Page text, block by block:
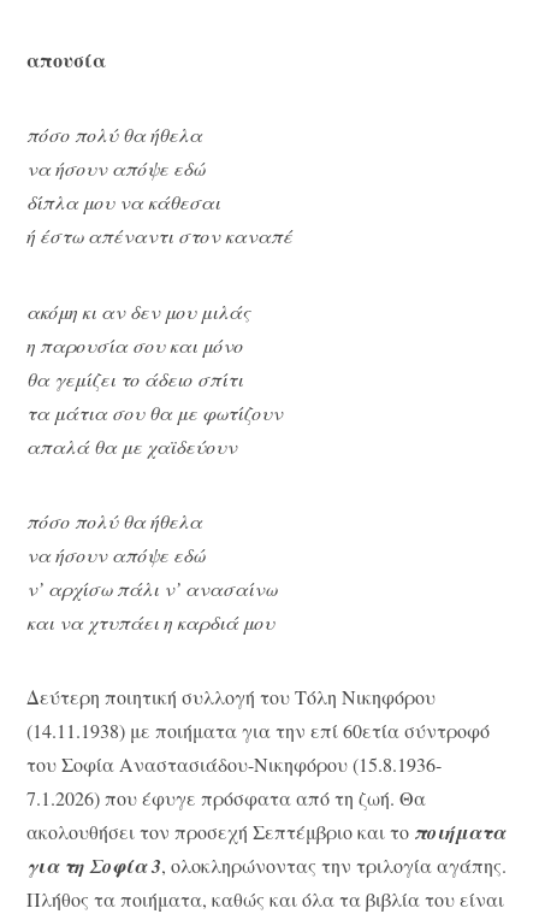
απουσία
πόσο πολύ θα ήθελα
να ήσουν απόψε εδώ
δίπλα μου να κάθεσαι
ή έστω απέναντι στον καναπέ
ακόμη κι αν δεν μου μιλάς
η παρουσία σου και μόνο
θα γεμίζει το άδειο σπίτι
τα μάτια σου θα με φωτίζουν
απαλά θα με χαϊδεύουν
πόσο πολύ θα ήθελα
να ήσουν απόψε εδώ
ν’ αρχίσω πάλι ν’ ανασαίνω
και να χτυπάει η καρδιά μου
Δεύτερη ποιητική συλλογή του Τόλη Νικηφόρου
(14.11.1938) με ποιήματα για την επί 60ετία σύντροφό
του Σοφία Αναστασιάδου-Νικηφόρου (15.8.1936-
7.1.2026) που έφυγε πρόσφατα από τη ζωή. Θα
ακολουθήσει τον προσεχή Σεπτέμβριο και το ποιήματα
για τη Σοφία 3, ολοκληρώνοντας την τριλογία αγάπης.
Πλήθος τα ποιήματα, καθώς και όλα τα βιβλία του είναι